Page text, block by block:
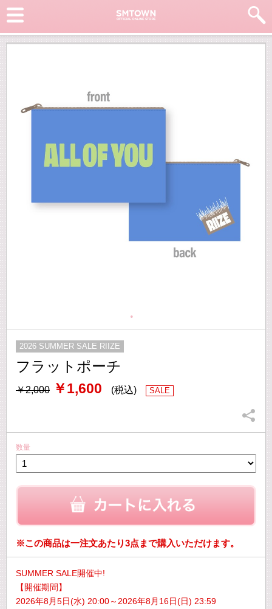
フラットポーチ
￥2,000 ￥1,600 (税込) SALE
2026 SUMMER SALE RIIZE
数量
※この商品は一注文あたり3点まで購入いただけます。
SUMMER SALE開催中!
【開催期間】
2026年8月5日(水) 20:00～2026年8月16日(日) 23:59